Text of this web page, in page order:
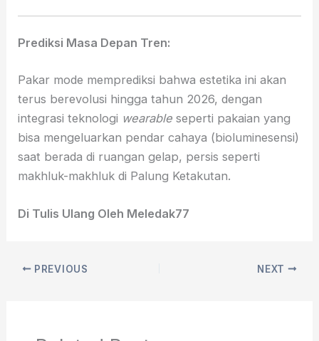
Prediksi Masa Depan Tren:
Pakar mode memprediksi bahwa estetika ini akan
terus berevolusi hingga tahun 2026, dengan
integrasi teknologi wearable seperti pakaian yang
bisa mengeluarkan pendar cahaya (bioluminesensi)
saat berada di ruangan gelap, persis seperti
makhluk-makhluk di Palung Ketakutan.
Di Tulis Ulang Oleh Meledak77
PREVIOUS NEXT